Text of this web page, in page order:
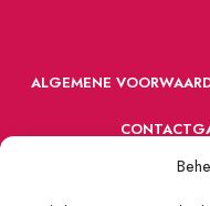
ALGEMENE
CONTACT